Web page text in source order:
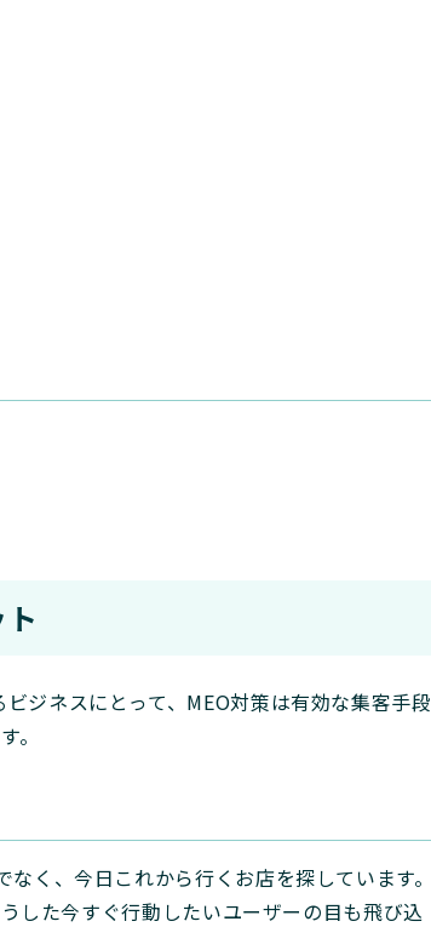
ジネスにとって、MEO対策は有効な集客手段
。
く、今日これから行くお店を探しています。
した今すぐ行動したいユーザーの目も飛び込